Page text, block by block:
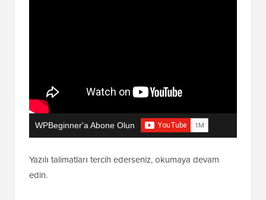
WPBeginner'a Abone Olun
Yazılı talimatları tercih ederseniz, okumaya devam
edin.